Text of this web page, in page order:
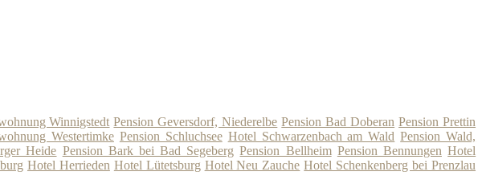
Winnigstedt Pension Geversdorf, Niederelbe Pension Bad Doberan Pension Prettin
Westertimke Pension Schluchsee Hotel Schwarzenbach am Wald Pension Wald,
Heide Pension Bark bei Bad Segeberg Pension Bellheim Pension Bennungen Hotel
Hotel Herrieden Hotel Lütetsburg Hotel Neu Zauche Hotel Schenkenberg bei Prenzlau